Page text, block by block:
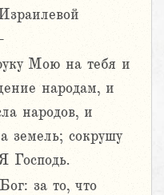
Мою на тебя и
народам, и
народов, и
земель; сокрушу
Господь.
за то, что